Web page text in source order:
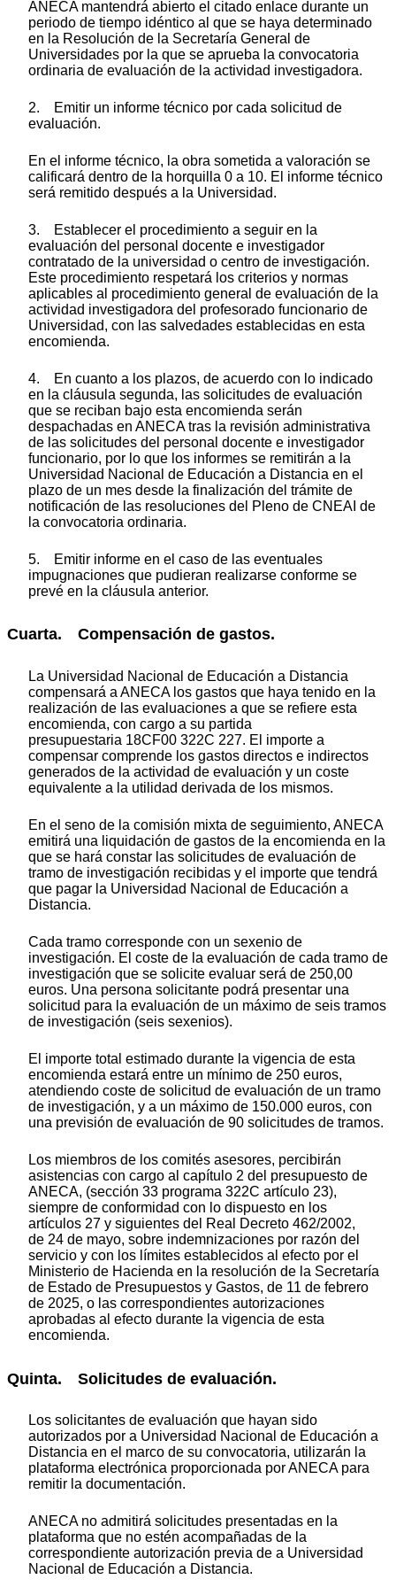
ANECA mantendrá abierto el citado enlace durante un
periodo de tiempo idéntico al que se haya determinado
en la Resolución de la Secretaría General de
Universidades por la que se aprueba la convocatoria
ordinaria de evaluación de la actividad investigadora.
2. Emitir un informe técnico por cada solicitud de
evaluación.
En el informe técnico, la obra sometida a valoración se
calificará dentro de la horquilla 0 a 10. El informe técnico
será remitido después a la Universidad.
3. Establecer el procedimiento a seguir en la
evaluación del personal docente e investigador
contratado de la universidad o centro de investigación.
Este procedimiento respetará los criterios y normas
aplicables al procedimiento general de evaluación de la
actividad investigadora del profesorado funcionario de
Universidad, con las salvedades establecidas en esta
encomienda.
4. En cuanto a los plazos, de acuerdo con lo indicado
en la cláusula segunda, las solicitudes de evaluación
que se reciban bajo esta encomienda serán
despachadas en ANECA tras la revisión administrativa
de las solicitudes del personal docente e investigador
funcionario, por lo que los informes se remitirán a la
Universidad Nacional de Educación a Distancia en el
plazo de un mes desde la finalización del trámite de
notificación de las resoluciones del Pleno de CNEAI de
la convocatoria ordinaria.
5. Emitir informe en el caso de las eventuales
impugnaciones que pudieran realizarse conforme se
prevé en la cláusula anterior.
Cuarta. Compensación de gastos.
La Universidad Nacional de Educación a Distancia
compensará a ANECA los gastos que haya tenido en la
realización de las evaluaciones a que se refiere esta
encomienda, con cargo a su partida
presupuestaria 18CF00 322C 227. El importe a
compensar comprende los gastos directos e indirectos
generados de la actividad de evaluación y un coste
equivalente a la utilidad derivada de los mismos.
En el seno de la comisión mixta de seguimiento, ANECA
emitirá una liquidación de gastos de la encomienda en la
que se hará constar las solicitudes de evaluación de
tramo de investigación recibidas y el importe que tendrá
que pagar la Universidad Nacional de Educación a
Distancia.
Cada tramo corresponde con un sexenio de
investigación. El coste de la evaluación de cada tramo de
investigación que se solicite evaluar será de 250,00
euros. Una persona solicitante podrá presentar una
solicitud para la evaluación de un máximo de seis tramos
de investigación (seis sexenios).
El importe total estimado durante la vigencia de esta
encomienda estará entre un mínimo de 250 euros,
atendiendo coste de solicitud de evaluación de un tramo
de investigación, y a un máximo de 150.000 euros, con
una previsión de evaluación de 90 solicitudes de tramos.
Los miembros de los comités asesores, percibirán
asistencias con cargo al capítulo 2 del presupuesto de
ANECA, (sección 33 programa 322C artículo 23),
siempre de conformidad con lo dispuesto en los
artículos 27 y siguientes del Real Decreto 462/2002,
de 24 de mayo, sobre indemnizaciones por razón del
servicio y con los límites establecidos al efecto por el
Ministerio de Hacienda en la resolución de la Secretaría
de Estado de Presupuestos y Gastos, de 11 de febrero
de 2025, o las correspondientes autorizaciones
aprobadas al efecto durante la vigencia de esta
encomienda.
Quinta. Solicitudes de evaluación.
Los solicitantes de evaluación que hayan sido
autorizados por a Universidad Nacional de Educación a
Distancia en el marco de su convocatoria, utilizarán la
plataforma electrónica proporcionada por ANECA para
remitir la documentación.
ANECA no admitirá solicitudes presentadas en la
plataforma que no estén acompañadas de la
correspondiente autorización previa de a Universidad
Nacional de Educación a Distancia.